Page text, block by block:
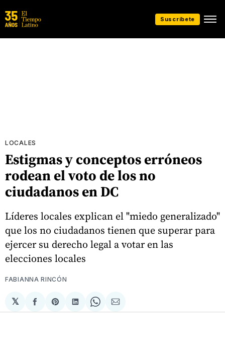
Suscríbete
LOCALES
Estigmas y conceptos erróneos
rodean el voto de los no
ciudadanos en DC
Líderes locales explican el "miedo generalizado"
que los no ciudadanos tienen que superar para
ejercer su derecho legal a votar en las
elecciones locales
FABIANNA RINCÓN
𝕏
Compartir
en
Share
on
Compartir
en
Share
on
Compartir
via